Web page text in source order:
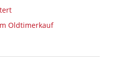
Oldtimerkauf